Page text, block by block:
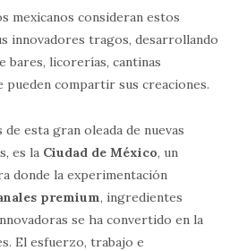
mexicanos consideran estos
innovadores tragos, desarrollando
bares, licorerías, cantinas
pueden compartir sus creaciones.
esta gran oleada de nuevas
es la Ciudad de México, un
donde la experimentación
premium, ingredientes
se ha convertido en la
El esfuerzo, trabajo e